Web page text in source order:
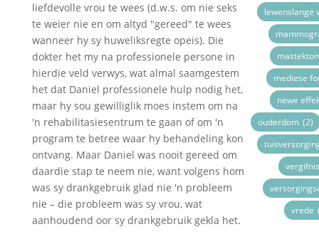
liefdevolle vrou te wees (d.w.s. om nie seks
te weier nie en om altyd "gereed" te wees
wanneer hy sy huweliksregte opeis). Die
dokter het my na professionele persone in
hierdie veld verwys, wat almal saamgestem
het dat Daniel professionele hulp nodig het,
maar hy sou gewilliglik moes instem om na
'n rehabilitasiesentrum te gaan of om 'n
program te betree waar hy behandeling kon
ontvang. Maar Daniel was nooit gereed om
daardie stap te neem nie, want volgens hom
was sy drankgebruik glad nie 'n probleem
nie – die probleem was sy vrou, wat
aanhoudend oor sy drankgebruik gekla het.
lewenslange
mediese
newe
ouderdom (2)
vrede